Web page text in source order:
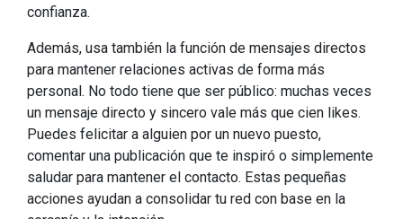
confianza.
Además, usa también la función de mensajes directos
para mantener relaciones activas de forma más
personal. No todo tiene que ser público: muchas veces
un mensaje directo y sincero vale más que cien likes.
Puedes felicitar a alguien por un nuevo puesto,
comentar una publicación que te inspiró o simplemente
saludar para mantener el contacto. Estas pequeñas
acciones ayudan a consolidar tu red con base en la